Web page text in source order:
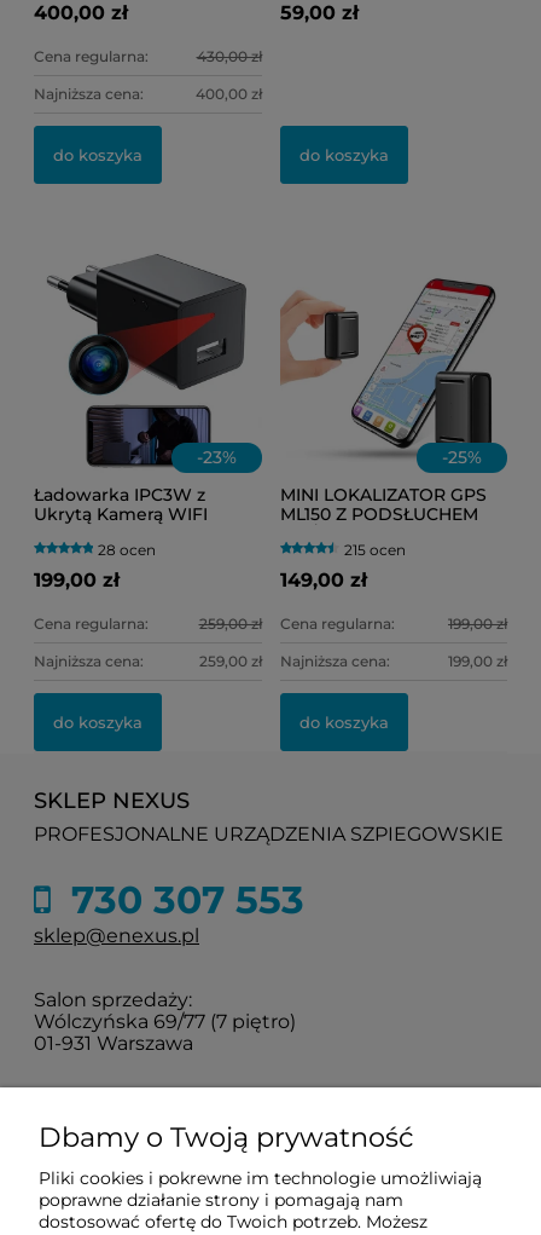
400,00 zł
Cena regularna: 430,00 zł
Najniższa cena: 400,00 zł
do koszyka
59,00 zł
do koszyka
-23%
Ładowarka IPC3W z
Ukrytą Kamerą WIFI
28 ocen
199,00 zł
Cena regularna: 259,00 zł
Najniższa cena: 259,00 zł
do koszyka
-25%
MINI LOKALIZATOR GPS
ML150 Z PODSŁUCHEM
(HERMETYCZNY) DO
TOREBKI LUB
SAMOCHODU
215 ocen
149,00 zł
Cena regularna: 199,00 zł
Najniższa cena: 199,00 zł
do koszyka
SKLEP NEXUS
PROFESJONALNE URZĄDZENIA SZPIEGOWSKIE
730 307 553
sklep@enexus.pl
Salon sprzedaży:
Wólczyńska 69/77 (7 piętro)
01-931 Warszawa
O nas
Dbamy o Twoją prywatność
Pliki cookies i pokrewne im technologie umożliwiają
poprawne działanie strony i pomagają nam
dostosować ofertę do Twoich potrzeb. Możesz